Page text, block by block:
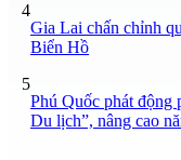
4
Gia Lai chấn chỉnh
Biển Hồ
5
Phú Quốc phát
Du lịch”, nâng cao